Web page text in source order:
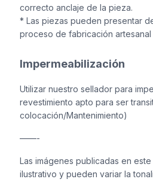
correcto anclaje de la pieza.
* Las piezas pueden presentar
proceso de fabricación artesanal
Impermeabilización
Utilizar nuestro sellador para
revestimiento apto para ser
colocación/Mantenimiento)
——-
Las imágenes publicadas en
ilustrativo y pueden variar la